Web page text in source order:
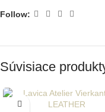
Follow:
Súvisiace